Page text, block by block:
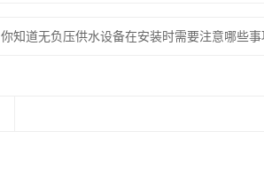
你知道无负压供水设备在安装时需要注意哪些